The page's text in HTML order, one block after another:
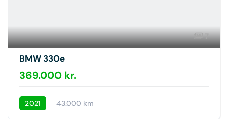
7
BMW 330e
369.000 kr.
2021 43.000 km